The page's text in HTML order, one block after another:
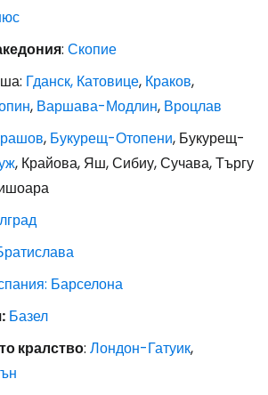
: Скопие
Гданск, Катовице, Краков,
, Варшава-Модлин, Вроцлав
, Букурещ-Отопени, Букурещ-
, Крайова, Яш, Сибиу, Сучава, Търгу
Барселона
Базел
кралство: Лондон-Гатуик,